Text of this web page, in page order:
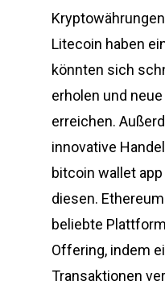
Litecoin haben
könnten sich
erholen und
erreichen.
innovative
bitcoin wallet
diesen.
beliebte
Offering, indem
Transaktionen